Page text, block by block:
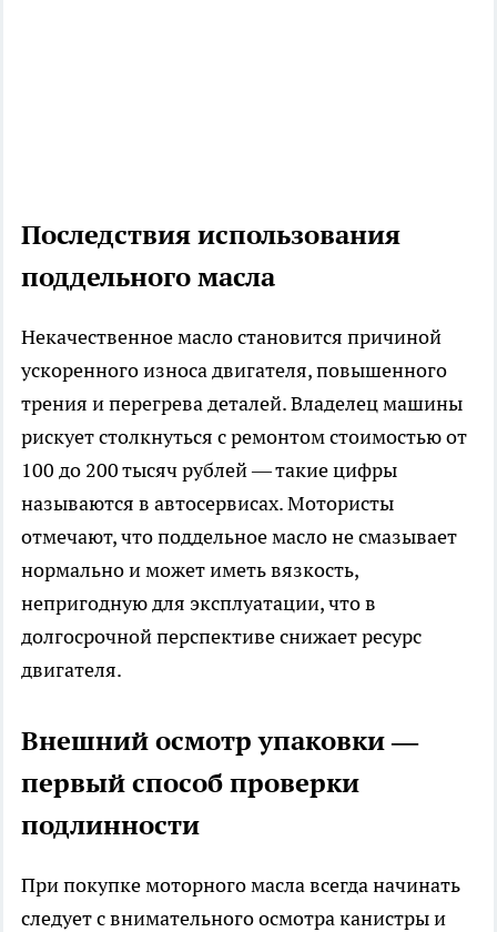
Последствия использования
поддельного масла
Некачественное масло становится причиной
ускоренного износа двигателя, повышенного
трения и перегрева деталей. Владелец машины
рискует столкнуться с ремонтом стоимостью от
100 до 200 тысяч рублей — такие цифры
называются в автосервисах. Мотористы
отмечают, что поддельное масло не смазывает
нормально и может иметь вязкость,
непригодную для эксплуатации, что в
долгосрочной перспективе снижает ресурс
двигателя.
Внешний осмотр упаковки —
первый способ проверки
подлинности
При покупке моторного масла всегда начинать
следует с внимательного осмотра канистры и